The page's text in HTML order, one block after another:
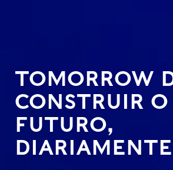
TOMORROW
CONSTRUIR O
FUTURO,